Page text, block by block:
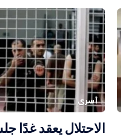
أسرى
الاحتلال يعقد غدًا